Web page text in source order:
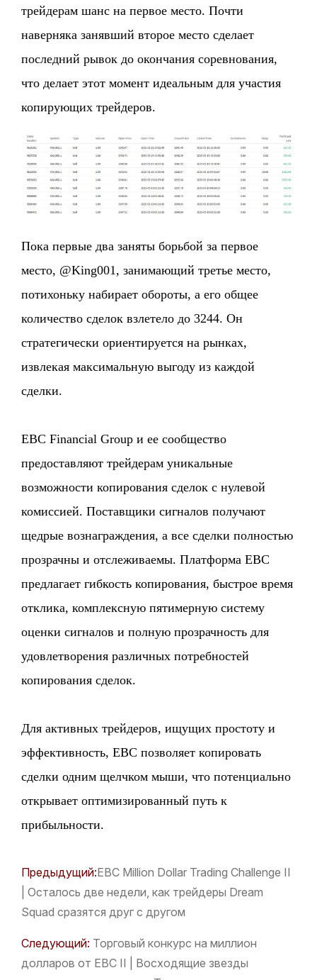
трейдерам шанс на первое место. Почти
наверняка занявший второе место сделает
последний рывок до окончания соревнования,
что делает этот момент идеальным для участия
копирующих трейдеров.
Пока первые два заняты борьбой за первое
место, @King001, занимающий третье место,
потихоньку набирает обороты, а его общее
количество сделок взлетело до 3244. Он
стратегически ориентируется на рынках,
извлекая максимальную выгоду из каждой
сделки.
EBC Financial Group и ее сообщество
предоставляют трейдерам уникальные
возможности копирования сделок с нулевой
комиссией. Поставщики сигналов получают
щедрые вознаграждения, а все сделки полностью
прозрачны и отслеживаемы. Платформа EBC
предлагает гибкость копирования, быстрое время
отклика, комплексную пятимерную систему
оценки сигналов и полную прозрачность для
удовлетворения различных потребностей
копирования сделок.
Для активных трейдеров, ищущих простоту и
эффективность, EBC позволяет копировать
сделки одним щелчком мыши, что потенциально
открывает оптимизированный путь к
прибыльности.
Предыдущий:​EBC Million Dollar Trading Challenge II
| Осталось две недели, как трейдеры Dream
Squad сразятся друг с другом
Следующий: Торговый конкурс на миллион
долларов от EBC II | Восходящие звезды